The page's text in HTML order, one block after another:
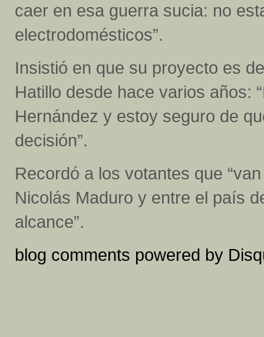
caer en esa guerra sucia: no
electrodomésticos”.
Insistió en que su proyecto es
Hatillo desde hace varios años:
Hernández y estoy seguro de
decisión”.
Recordó a los votantes que
Nicolás Maduro y entre el país
alcance”.
blog comments powered by